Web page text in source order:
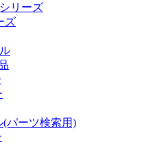
リーズ
ズ
(パーツ検索用)